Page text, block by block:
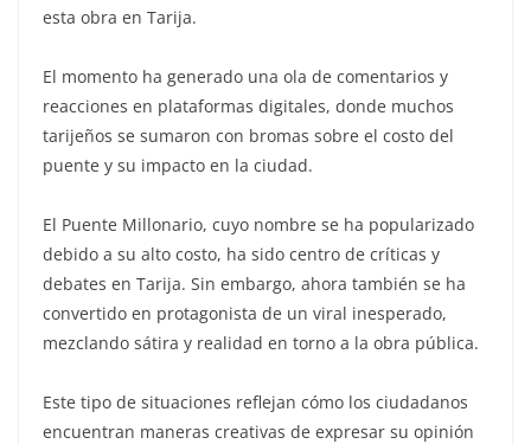
esta obra en Tarija.
El momento ha generado una ola de comentarios y
reacciones en plataformas digitales, donde muchos
tarijeños se sumaron con bromas sobre el costo del
puente y su impacto en la ciudad.
El Puente Millonario, cuyo nombre se ha popularizado
debido a su alto costo, ha sido centro de críticas y
debates en Tarija. Sin embargo, ahora también se ha
convertido en protagonista de un viral inesperado,
mezclando sátira y realidad en torno a la obra pública.
Este tipo de situaciones reflejan cómo los ciudadanos
encuentran maneras creativas de expresar su opinión